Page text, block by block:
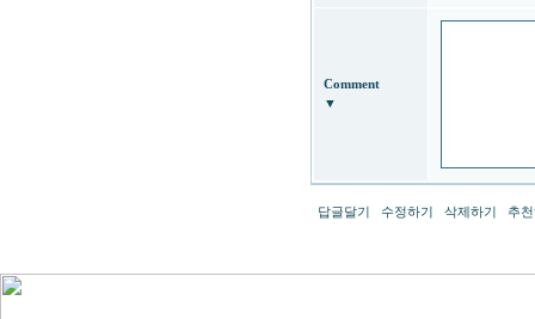
Comment
▼
답글달기 수정하기 삭제하기 추